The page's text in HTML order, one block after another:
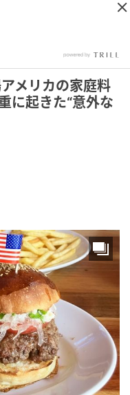
メリカの家庭料
に起きた“意外な